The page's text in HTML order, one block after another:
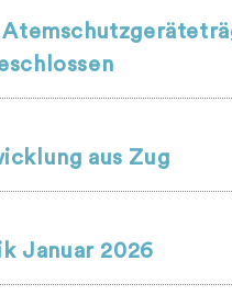
aus Zug
Januar 2026